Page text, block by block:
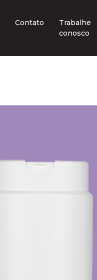
Contato
Trabalhe
conosco